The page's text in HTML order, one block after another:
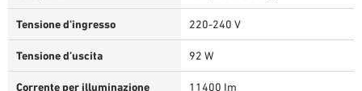
Tensione d’ingresso 220-240 V
Tensione d’uscita 92 W
Corrente per illuminazione 11400 Im